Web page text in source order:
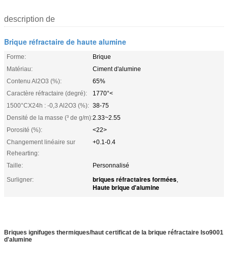
description de
Brique réfractaire de haute alumine
Forme:
Brique
Matériau:
Ciment d'alumine
Contenu Al2O3 (%):
65%
Caractère réfractaire (degré):
1770°<
1500°CX24h : -0,3 Al2O3 (%): 38-75
Densité de la masse (³ de g/m):2.33~2.55
Porosité (%):
<22>
Changement linéaire sur
Rehearting:
+0.1-0.4
Taille:
Personnalisé
Surligner:
briques réfractaires formées,
Haute brique d'alumine
Briques ignifuges thermiques/haut certificat de la brique réfractaire Iso9001
d'alumine